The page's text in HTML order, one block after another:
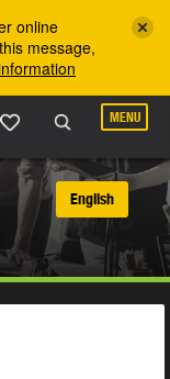
online
message,
MENU
English